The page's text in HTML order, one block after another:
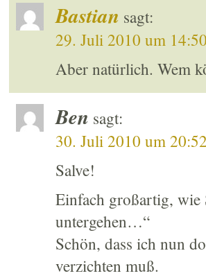
Bastian sagt:
29. Juli 2010 um
Aber natürlich. Wem
Ben sagt:
30. Juli 2010 um
Salve!
Einfach großartig, wie
untergehen…“
Schön, dass ich nun
verzichten muß.